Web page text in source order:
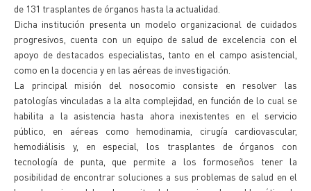
de 131 trasplantes de órganos hasta la actualidad.
Dicha institución presenta un modelo organizacional de cuidados
progresivos, cuenta con un equipo de salud de excelencia con el
apoyo de destacados especialistas, tanto en el campo asistencial,
como en la docencia y en las aéreas de investigación.
La principal misión del nosocomio consiste en resolver las
patologías vinculadas a la alta complejidad, en función de lo cual se
habilita a la asistencia hasta ahora inexistentes en el servicio
público, en aéreas como hemodinamia, cirugía cardiovascular,
hemodiálisis y, en especial, los trasplantes de órganos con
tecnología de punta, que permite a los formoseños tener la
posibilidad de encontrar soluciones a sus problemas de salud en el